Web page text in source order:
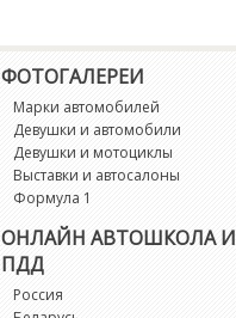
ФОТОГАЛЕРЕИ
Марки автомобилей
Девушки и автомобили
Девушки и мотоциклы
Выставки и автосалоны
Формула 1
ОНЛАЙН АВТОШКОЛА И
ПДД
Россия